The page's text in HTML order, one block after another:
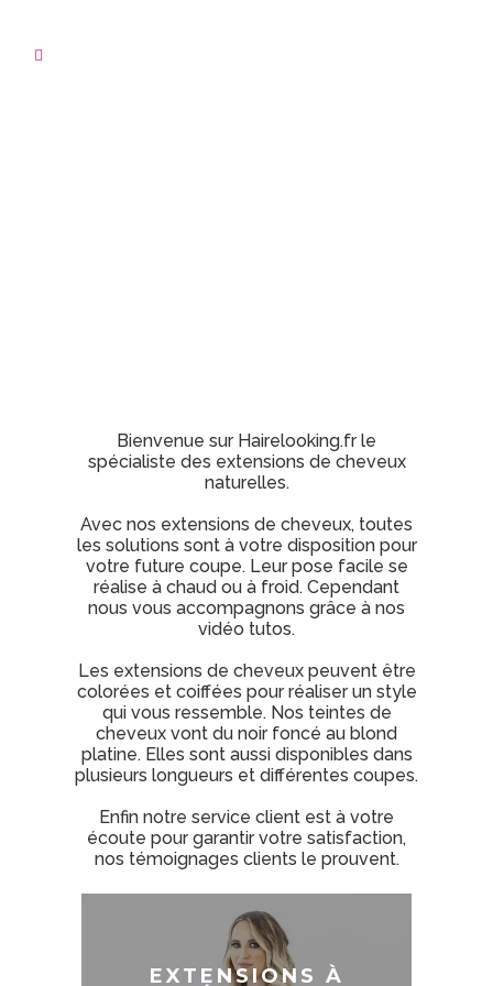
Bienvenue sur Hairelooking.fr le
spécialiste des extensions de cheveux
naturelles.
Avec nos extensions de cheveux, toutes
les solutions sont à votre disposition pour
votre future coupe. Leur pose facile se
réalise à chaud ou à froid. Cependant
nous vous accompagnons grâce à nos
vidéo tutos.
Les extensions de cheveux peuvent être
colorées et coiffées pour réaliser un style
qui vous ressemble. Nos teintes de
cheveux vont du noir foncé au blond
platine. Elles sont aussi disponibles dans
plusieurs longueurs et différentes coupes.
Enfin notre service client est à votre
écoute pour garantir votre satisfaction,
nos témoignages clients le prouvent.
EXTENSIONS À
EXTENSIONS